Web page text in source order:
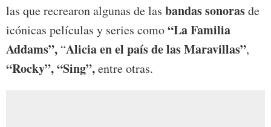
las que recrearon algunas de las bandas sonorasde
icónicas películas y series como“La Familia
Addams”, “Alicia en el país de las Maravillas”,
“Rocky”,“Sing”,entre otras.